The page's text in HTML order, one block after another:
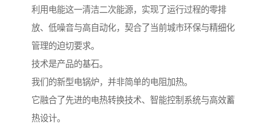
利用电能这一清洁二次能源，实现了运行过程的零排
放、低噪音与高自动化，契合了当前城市环保与精细化
管理的迫切要求。
技术是产品的基石。
我们的新型电锅炉，并非简单的电阻加热。
它融合了先进的电热转换技术、智能控制系统与高效蓄
热设计。